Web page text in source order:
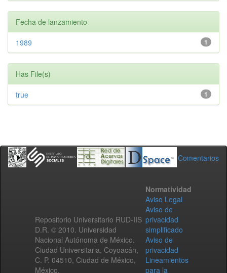
Fecha de lanzamiento
1
1989
Has File(s)
1
true
Comentarios
Repositorio Universitario RUD-IIS
D.R. © 2010. Universidad
Nacional Autónoma de México.
Ciudad Universitaria, Coyoacán,
C. P. 04510, Ciudad de México,
México.
Normatividad
Aviso Legal
Aviso de
privacidad
simplificado
Aviso de
privacidad
Lineamientos
para la